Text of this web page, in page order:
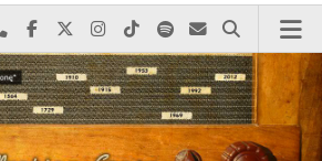
Najlepiej po prostu do nas zadzwoń
Odwiedź nas na Facebook-u
Odwiedź nas na X
Odwiedź nas na Instagram-ie
Odwiedź nas na TikTok-u
Szukaj nas na Spotify
Wyślij do nas
Szukaj